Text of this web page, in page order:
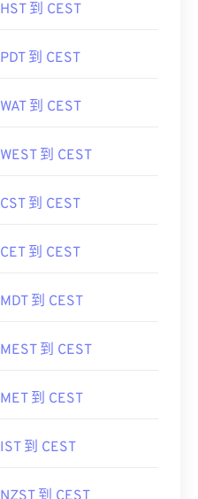
HST 到 CEST
PDT 到 CEST
WAT 到 CEST
WEST 到 CEST
CST 到 CEST
CET 到 CEST
MDT 到 CEST
MEST 到 CEST
MET 到 CEST
IST 到 CEST